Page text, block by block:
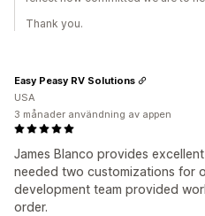
Thank you.
James Blanco provides
needed two customizations for
development team provided
order.
Easy Peasy RV Solutions
USA
3 månader användning av appen